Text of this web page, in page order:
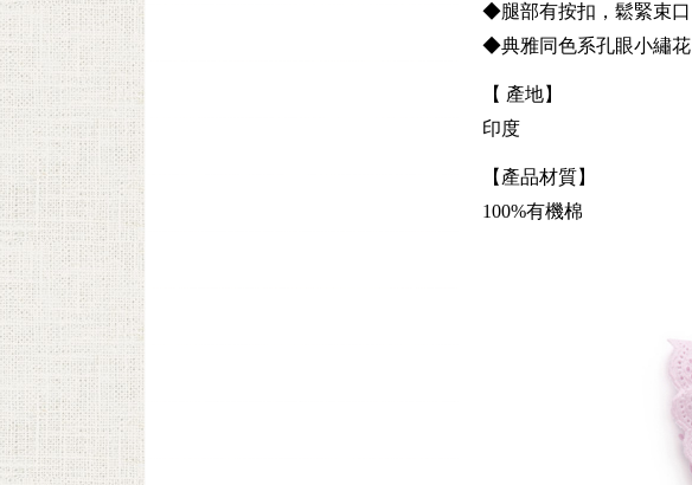
◆腿部有按扣，鬆緊束口
◆典雅同色系孔眼小繡花
【 產地】
印度
【產品材質】
100%有機棉